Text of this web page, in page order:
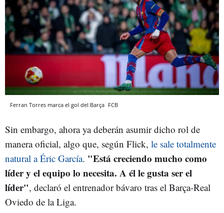
Ferran Torres marca el gol del Barça FCB
Sin embargo, ahora ya deberán asumir dicho rol de
manera oficial, algo que, según Flick, le sale totalmente
natural a Éric García. "Está creciendo mucho como
líder y el equipo lo necesita. A él le gusta ser el
líder", declaró el entrenador bávaro tras el Barça-Real
Oviedo de la Liga.